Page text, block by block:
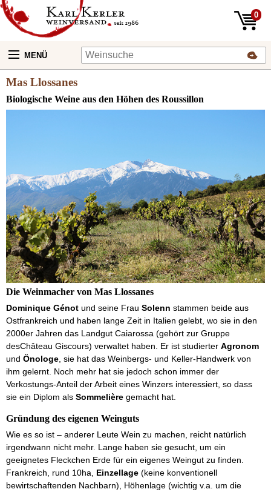
0
MENÜ
Mas Llossanes
Biologische Weine aus den Höhen des Roussillon
Die Weinmacher von Mas Llossanes
Dominique Génot und seine Frau Solenn stammen beide aus
Ostfrankreich und haben lange Zeit in Italien gelebt, wo sie in den
2000er Jahren das Landgut Caiarossa (gehört zur Gruppe
desChâteau Giscours) verwaltet haben. Er ist studierter Agronom
und Önologe , sie hat das Weinbergs- und Keller-Handwerk von
ihm gelernt. Noch mehr hat sie jedoch schon immer der
Verkostungs-Anteil der Arbeit eines Winzers interessiert, so dass
sie ein Diplom als Sommelière gemacht hat.
Gründung des eigenen Weinguts
Wie es so ist – anderer Leute Wein zu machen, reicht natürlich
irgendwann nicht mehr. Lange haben sie gesucht, um ein
geeignetes Fleckchen Erde für ein eigenes Weingut zu finden.
Frankreich, rund 10ha, Einzellage (keine konventionell
bewirtschaftenden Nachbarn), Höhenlage (wichtig v.a. um die